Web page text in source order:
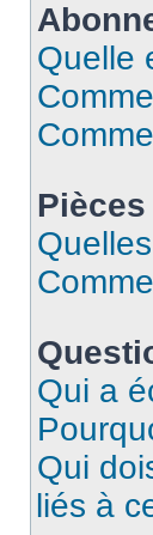
Quelle
Qui a
Qui
liés à